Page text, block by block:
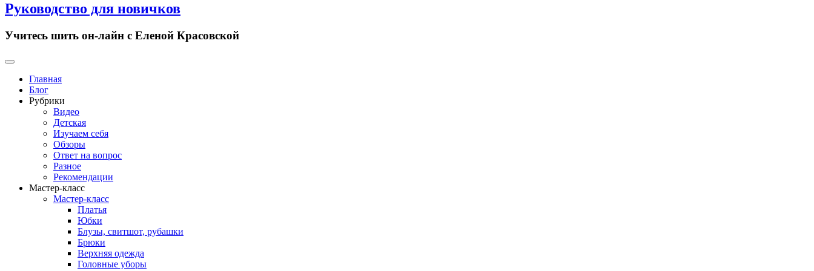
Руководство для новичков
Учитесь шить он-лайн с Еленой Красовской
Primary
Главная
Блог
Рубрики
Видео
Детская
Изучаем себя
Обзоры
Ответ на вопрос
Разное
Рекомендации
Мастер-класс
Мастер-класс
Платья
Юбки
Блузы, свитшот, рубашки
Брюки
Верхняя одежда
Головные уборы